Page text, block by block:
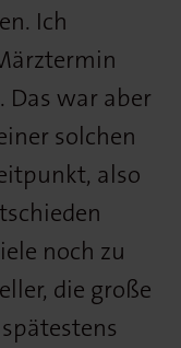
Ich
war aber
solchen
also
noch zu
die große